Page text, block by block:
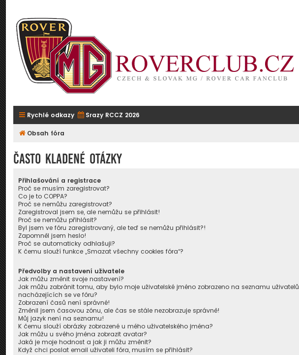
Rychlé odkazy Srazy RCCZ 2026
Obsah fóra
Často kladené otázky
Přihlašování a registrace
Proč se musím zaregistrovat?
Co je to COPPA?
Proč se nemůžu zaregistrovat?
Zaregistroval jsem se, ale nemůžu se přihlásit!
Proč se nemůžu přihlásit?
Byl jsem ve fóru zaregistrovaný, ale teď se nemůžu přihlásit?!
Zapomněl jsem heslo!
Proč se automaticky odhlašuji?
K čemu slouží funkce „Smazat všechny cookies fóra“?
Předvolby a nastavení uživatele
Jak můžu změnit svoje nastavení?
Jak můžu zabránit tomu, aby bylo moje uživatelské jméno zobrazeno na seznamu uživatelů
nacházejících se ve fóru?
Zobrazení časů není správné!
Změnil jsem časovou zónu, ale čas se stále nezobrazuje správně!
Můj jazyk není na seznamu!
K čemu slouží obrázky zobrazené u mého uživatelského jména?
Jak můžu u svého jména zobrazit avatar?
Jaká je moje hodnost a jak ji můžu změnit?
Když chci poslat email uživateli fóra, musím se přihlásit?